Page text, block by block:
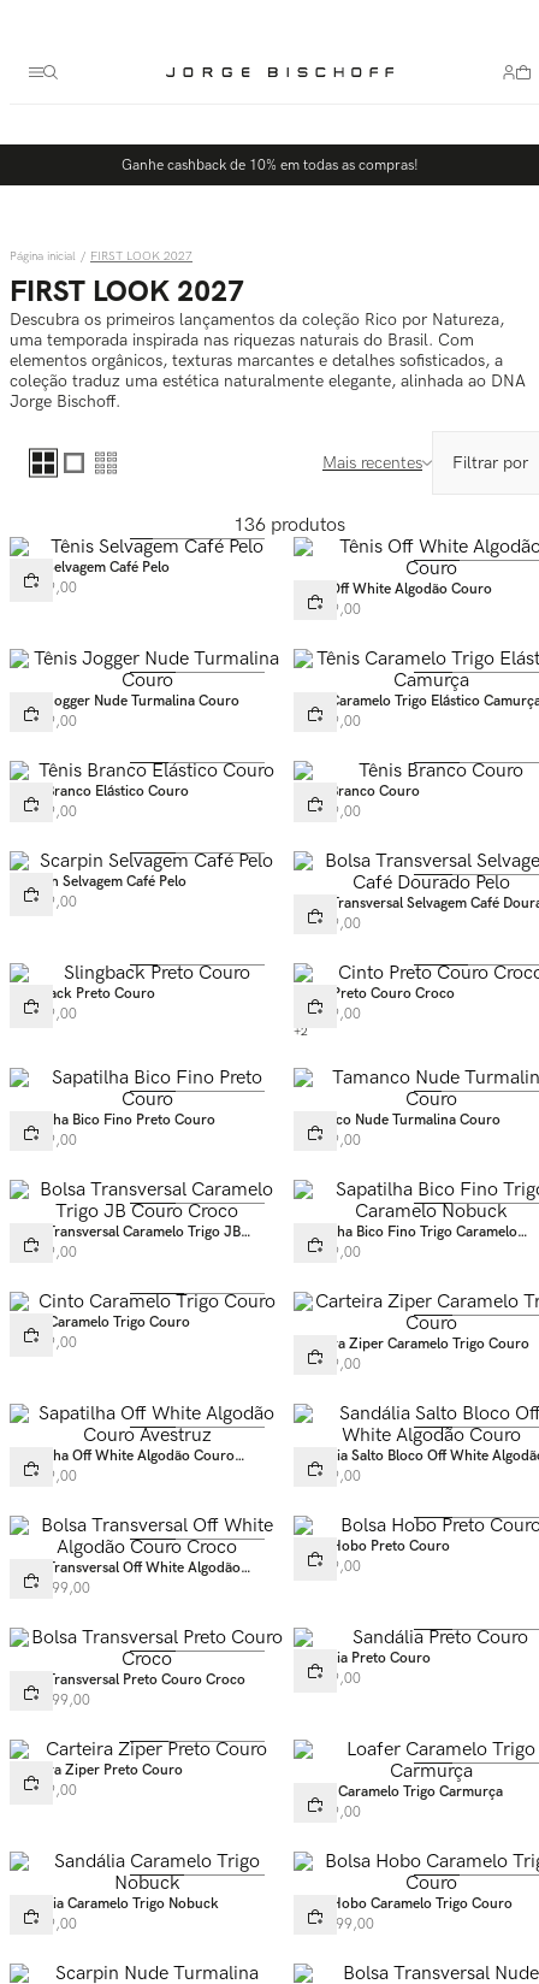
Ganhe cashback de 10% em todas as compras!
FIRST LOOK 2027
FIRST LOOK 2027
Descubra os primeiros lançamentos da coleção Rico por Natureza,
uma temporada inspirada nas riquezas naturais do Brasil. Com
elementos orgânicos, texturas marcantes e detalhes sofisticados, a
coleção traduz uma estética naturalmente elegante, alinhada ao DNA
Jorge Bischoff.
Mais recentes
136 produtos
Tênis Selvagem Café Pelo
R$ 799,00
Tênis Off White Algodão Couro
R$ 699,00
Tênis Jogger Nude Turmalina Couro
R$ 699,00
Tênis Caramelo Trigo Elástico
R$ 649,00
Tênis Branco Elástico Couro
R$ 649,00
Tênis Branco Couro
R$ 649,00
Scarpin Selvagem Café Pelo
R$ 699,00
Bolsa Transversal Selvagem Café
Pelo
R$ 999,00
Slingback Preto Couro
R$ 549,00
Cinto Preto Couro Croco
R$ 269,00
+2
Sapatilha Bico Fino Preto Couro
R$ 399,00
Tamanco Nude Turmalina Couro
R$ 499,00
Bolsa Transversal Caramelo Trigo JB
Couro Croco
R$ 999,00
Sapatilha Bico Fino Trigo Caramelo
Nobuck
R$ 599,00
Cinto Caramelo Trigo Couro
R$ 229,00
Carteira Ziper Caramelo Trigo Couro
R$ 429,00
Sapatilha Off White Algodão Couro
Avestruz
R$ 599,00
Sandália Salto Bloco Off White
Couro
R$ 669,00
Bolsa Transversal Off White Algodão
Couro Croco
R$ 1 399,00
Bolsa Hobo Preto Couro
R$ 999,00
Bolsa Transversal Preto Couro Croco
R$ 1 299,00
Sandália Preto Couro
R$ 599,00
Carteira Ziper Preto Couro
R$ 429,00
Loafer Caramelo Trigo Carmurça
R$ 549,00
Sandália Caramelo Trigo Nobuck
R$ 669,00
Bolsa Hobo Caramelo Trigo Couro
R$ 1 199,00